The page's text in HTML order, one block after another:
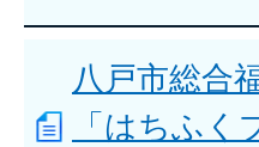
八戸市総合
「はちふく